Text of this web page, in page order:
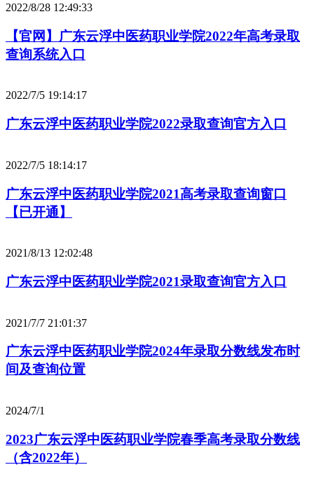
2022/8/28 12:49:33
【官网】广东云浮中医药职业学院2022年高考录取
查询系统入口
2022/7/5 19:14:17
广东云浮中医药职业学院2022录取查询官方入口
2022/7/5 18:14:17
广东云浮中医药职业学院2021高考录取查询窗口
【已开通】
2021/8/13 12:02:48
广东云浮中医药职业学院2021录取查询官方入口
2021/7/7 21:01:37
广东云浮中医药职业学院2024年录取分数线发布时
间及查询位置
2024/7/1
2023广东云浮中医药职业学院春季高考录取分数线
（含2022年）